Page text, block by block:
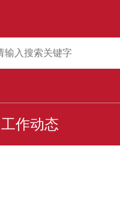
工作动态